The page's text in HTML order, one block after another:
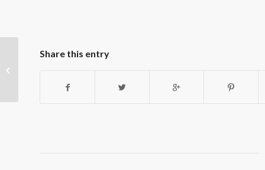
Share this entry
António Zambujo atua